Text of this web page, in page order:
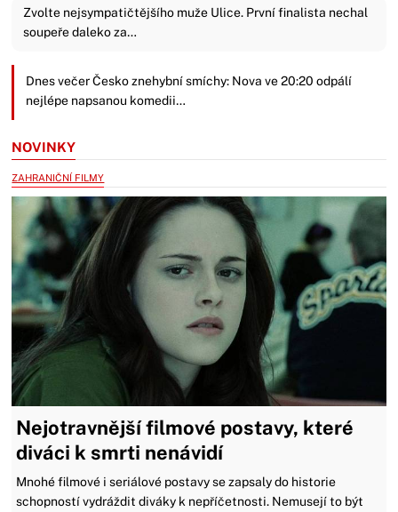
Zvolte nejsympatičtějšího muže Ulice. První finalista nechal
soupeře daleko za…
Dnes večer Česko znehybní smíchy: Nova ve 20:20 odpálí
nejlépe napsanou komedii…
NOVINKY
ZAHRANIČNÍ FILMY
Nejotravnější filmové postavy, které
diváci k smrti nenávidí
Mnohé filmové i seriálové postavy se zapsaly do historie
schopností vydráždit diváky k nepříčetnosti. Nemusejí to být